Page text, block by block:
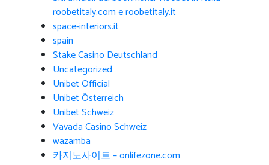
roobetitaly.com e roobetitaly.it
space-interiors.it
spain
Stake Casino Deutschland
Uncategorized
Unibet Official
Unibet Österreich
Unibet Schweiz
Vavada Casino Schweiz
wazamba
카지노사이트 – onlifezone.com